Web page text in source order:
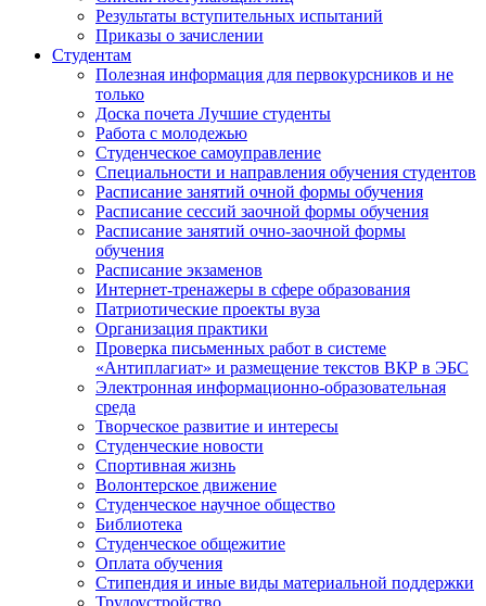
Результаты вступительных испытаний
Приказы о зачислении
Студентам
Полезная информация для первокурсников и не
только
Доска почета Лучшие студенты
Работа с молодежью
Студенческое самоуправление
Специальности и направления обучения студентов
Расписание занятий очной формы обучения
Расписание сессий заочной формы обучения
Расписание занятий очно-заочной формы
обучения
Расписание экзаменов
Интернет-тренажеры в сфере образования
Патриотические проекты вуза
Организация практики
Проверка письменных работ в системе
«Антиплагиат» и размещение текстов ВКР в ЭБС
Электронная информационно-образовательная
среда
Творческое развитие и интересы
Студенческие новости
Спортивная жизнь
Волонтерское движение
Студенческое научное общество
Библиотека
Студенческое общежитие
Оплата обучения
Стипендия и иные виды материальной поддержки
Трудоустройство